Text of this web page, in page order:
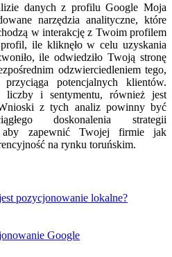
danych z profilu Google Moja
narzędzia analityczne, które
w interakcję z Twoim profilem
ile kliknęło w celu uzyskania
ile odwiedziło Twoją stronę
odzwierciedleniem tego,
potencjalnych klientów.
i sentymentu, również jest
z tych analiz powinny być
doskonalenia strategii
aby zapewnić Twojej firmie jak
na rynku toruńskim.
pozycjonowanie lokalne?
Google